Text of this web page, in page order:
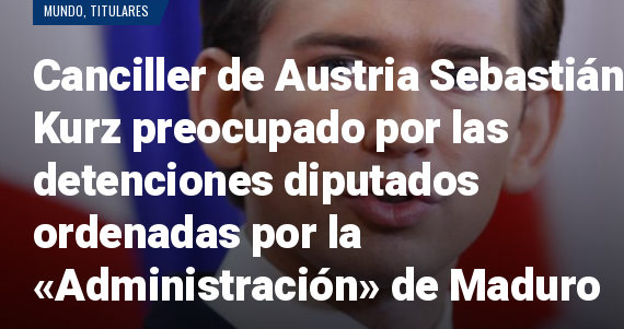
MUNDO TITULARES
Canciller de Austria Sebastián
Kurz preocupado por las
detenciones diputados
ordenadas por la
«Administración» de Maduro